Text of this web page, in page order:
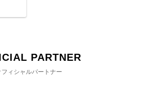
PARTNER
フィシャルパートナー